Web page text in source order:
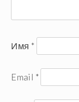
Имя *
Email *